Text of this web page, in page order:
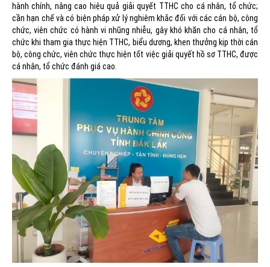
hành chính, nâng cao hiệu quả giải quyết TTHC cho cá nhân, tổ chức;
cần hạn chế và có biện pháp xử lý nghiêm khắc đối với các cán bộ, công
chức, viên chức có hành vi nhũng nhiễu, gây khó khăn cho cá nhân, tổ
chức khi tham gia thực hiện TTHC, biểu dương, khen thưởng kịp thời cán
bộ, công chức, viên chức thực hiện tốt việc giải quyết hồ sơ TTHC, được
cá nhân, tổ chức đánh giá cao.